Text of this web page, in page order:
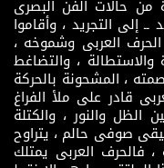
من حالات الفن البصرى
إلى التجريد ، وأقاموا
العربى وشموخه ،
، والتضاغط
، المشحونة بالحركة
قادر على ملأ الفراغ
الظل والنور ، والكتلة
صوفى حالم ، يتراوح
، فالحرف العربى يمتلك